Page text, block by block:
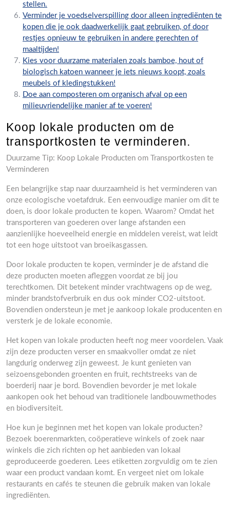
stellen.
Verminder je voedselverspilling door alleen ingrediënten te
kopen die je ook daadwerkelijk gaat gebruiken, of door
restjes opnieuw te gebruiken in andere gerechten of
maaltijden!
Kies voor duurzame materialen zoals bamboe, hout of
biologisch katoen wanneer je iets nieuws koopt, zoals
meubels of kledingstukken!
Doe aan composteren om organisch afval op een
milieuvriendelijke manier af te voeren!
Koop lokale producten om de
transportkosten te verminderen.
Duurzame Tip: Koop Lokale Producten om Transportkosten te
Verminderen
Een belangrijke stap naar duurzaamheid is het verminderen van
onze ecologische voetafdruk. Een eenvoudige manier om dit te
doen, is door lokale producten te kopen. Waarom? Omdat het
transporteren van goederen over lange afstanden een
aanzienlijke hoeveelheid energie en middelen vereist, wat leidt
tot een hoge uitstoot van broeikasgassen.
Door lokale producten te kopen, verminder je de afstand die
deze producten moeten afleggen voordat ze bij jou
terechtkomen. Dit betekent minder vrachtwagens op de weg,
minder brandstofverbruik en dus ook minder CO2-uitstoot.
Bovendien ondersteun je met je aankoop lokale producenten en
versterk je de lokale economie.
Het kopen van lokale producten heeft nog meer voordelen. Vaak
zijn deze producten verser en smaakvoller omdat ze niet
langdurig onderweg zijn geweest. Je kunt genieten van
seizoensgebonden groenten en fruit, rechtstreeks van de
boerderij naar je bord. Bovendien bevorder je met lokale
aankopen ook het behoud van traditionele landbouwmethodes
en biodiversiteit.
Hoe kun je beginnen met het kopen van lokale producten?
Bezoek boerenmarkten, coöperatieve winkels of zoek naar
winkels die zich richten op het aanbieden van lokaal
geproduceerde goederen. Lees etiketten zorgvuldig om te zien
waar een product vandaan komt. En vergeet niet om lokale
restaurants en cafés te steunen die gebruik maken van lokale
ingrediënten.